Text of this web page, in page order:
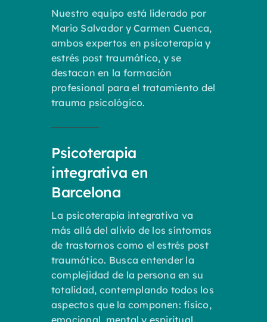
Nuestro equipo está liderado por
Mario Salvador y Carmen Cuenca,
ambos expertos en psicoterapia y
estrés post traumático, y se
destacan en la formación
profesional para el tratamiento del
trauma psicológico.
Psicoterapia
integrativa en
Barcelona
La psicoterapia integrativa va
más allá del alivio de los síntomas
de trastornos como el estrés post
traumático. Busca entender la
complejidad de la persona en su
totalidad, contemplando todos los
aspectos que la componen: físico,